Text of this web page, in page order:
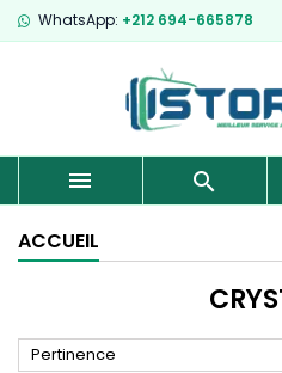
WhatsApp: +212 694-665878
 
ACCUEIL
Pertinence